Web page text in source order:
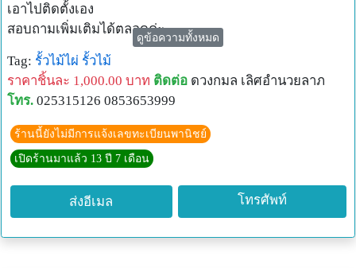
เอาไปติดตั้งเอง
สอบถามเพิ่มเติมได้ตลอดค่ะ
ดูข้อความทั้งหมด
Tag: รั้วไม้ไผ่ รั้วไม้
ราคาชิ้นละ 1,000.00 บาท ติดต่อ ดวงกมล เลิศอำนวยลาภ
โทร. 025315126 0853653999
ร้านนี้ยังไม่มีการแจ้งเลขทะเบียนพานิชย์
เปิดร้านมาแล้ว 13 ปี 7 เดือน
ส่งอีเมล โทรศัพท์